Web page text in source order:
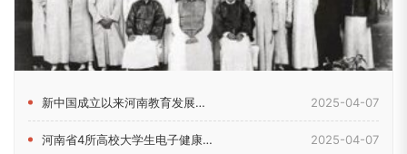
新中国成立以来河南教育发展的历史脉络考察 2025-04-07
河南省4所高校大学生电子健康素养现状及影响因素研究 2025-04-07